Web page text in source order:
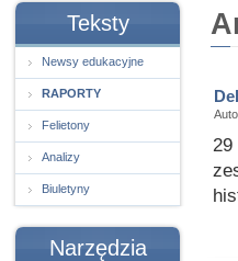
Teksty
Newsy edukacyjne
RAPORTY
Felietony
Analizy
Biuletyny
Narzędzia